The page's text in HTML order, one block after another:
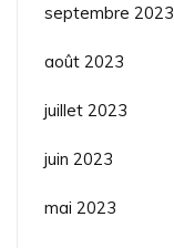
septembre 2023
août 2023
juillet 2023
juin 2023
mai 2023